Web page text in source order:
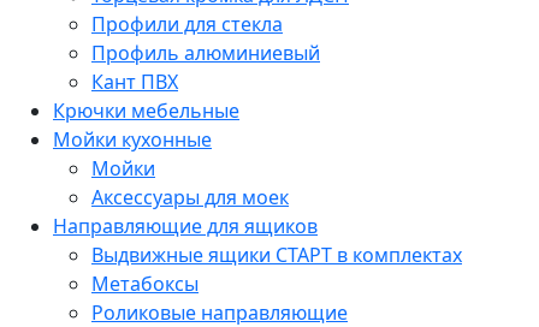
Профили для стекла
Профиль алюминиевый
Кант ПВХ
Крючки мебельные
Мойки кухонные
Мойки
Аксессуары для моек
Направляющие для ящиков
Выдвижные ящики СТАРТ в комплектах
Метабоксы
Роликовые направляющие